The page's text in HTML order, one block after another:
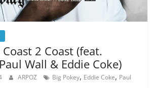
2 Coast (feat.
Wall & Eddie Coke)
ARPOZ Big Pokey, Eddie Coke, Paul